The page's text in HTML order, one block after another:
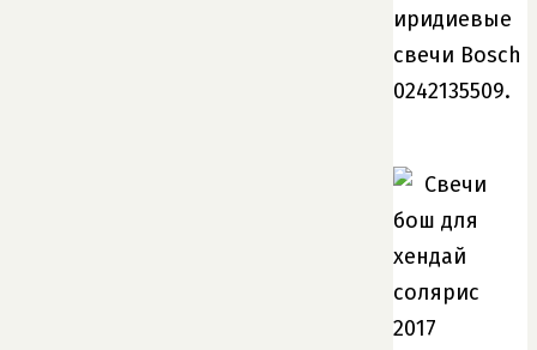
иридиевые
свечи Bosch
0242135509.